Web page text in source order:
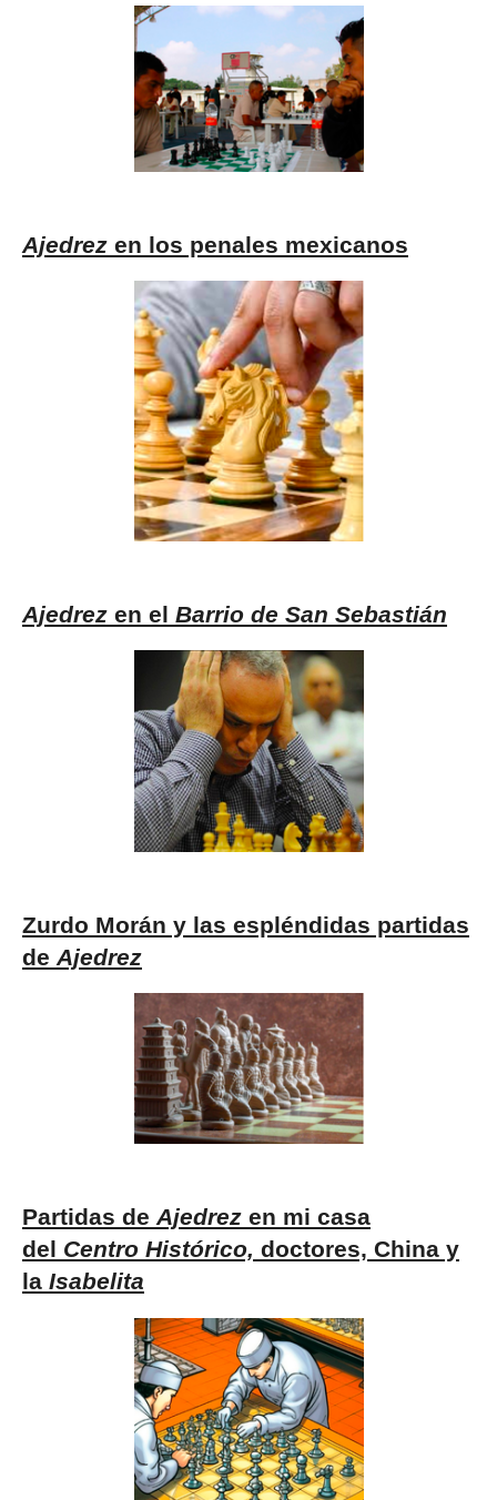
Ajedrez en los penales mexicanos
Ajedrez en el Barrio de San Sebastián
Zurdo Morán y las espléndidas partidas
de Ajedrez
Partidas deAjedrez en mi casa
del Centro Histórico, doctores, China y
la Isabelita